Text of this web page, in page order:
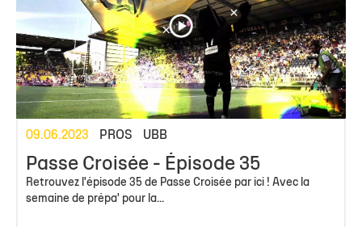
09.06.2023 PROS UBB
Passe Croisée - Épisode 35
Retrouvez l'épisode 35 de Passe Croisée par ici ! Avec la
semaine de prépa' pour la...